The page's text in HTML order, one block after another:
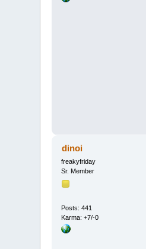
dinoi
freakyfriday
Sr. Member
Posts: 441
Karma: +7/-0